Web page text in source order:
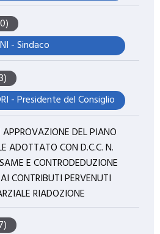
- Sindaco
- Presidente del Consiglio
DEL PIANO
ADOTTATO CON D.C.C. N.
E CONTRODEDUZIONE
CONTRIBUTI PERVENUTI
RIADOZIONE